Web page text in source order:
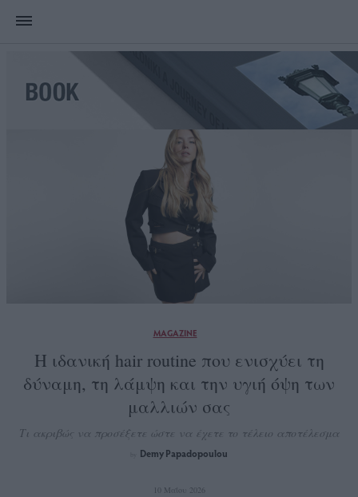
MAGAZINE
Η ιδανική hair routine που ενισχύει τη
δύναμη, τη λάμψη και την υγιή όψη των
μαλλιών σας
Τι ακριβώς να προσέξετε ώστε να έχετε το τέλειο αποτέλεσμα
Demy Papadopoulou
10 Μαΐου 2026